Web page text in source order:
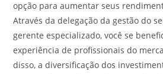
opção para aumentar seus
Através da delegação da gestão do
gerente especializado, você se
experiência de profissionais do
disso, a diversificação dos